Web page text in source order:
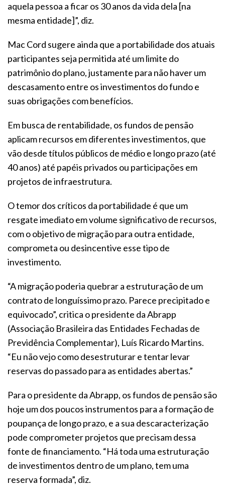
aquela pessoa a ficar os 30 anos da vida dela [na
mesma entidade]”, diz.
Mac Cord sugere ainda que a portabilidade dos atuais
participantes seja permitida até um limite do
patrimônio do plano, justamente para não haver um
descasamento entre os investimentos do fundo e
suas obrigações com benefícios.
Em busca de rentabilidade, os fundos de pensão
aplicam recursos em diferentes investimentos, que
vão desde títulos públicos de médio e longo prazo (até
40 anos) até papéis privados ou participações em
projetos de infraestrutura.
O temor dos críticos da portabilidade é que um
resgate imediato em volume significativo de recursos,
com o objetivo de migração para outra entidade,
comprometa ou desincentive esse tipo de
investimento.
“A migração poderia quebrar a estruturação de um
contrato de longuíssimo prazo. Parece precipitado e
equivocado”, critica o presidente da Abrapp
(Associação Brasileira das Entidades Fechadas de
Previdência Complementar), Luís Ricardo Martins.
“Eu não vejo como desestruturar e tentar levar
reservas do passado para as entidades abertas.”
Para o presidente da Abrapp, os fundos de pensão são
hoje um dos poucos instrumentos para a formação de
poupança de longo prazo, e a sua descaracterização
pode comprometer projetos que precisam dessa
fonte de financiamento. “Há toda uma estruturação
de investimentos dentro de um plano, tem uma
reserva formada”, diz.